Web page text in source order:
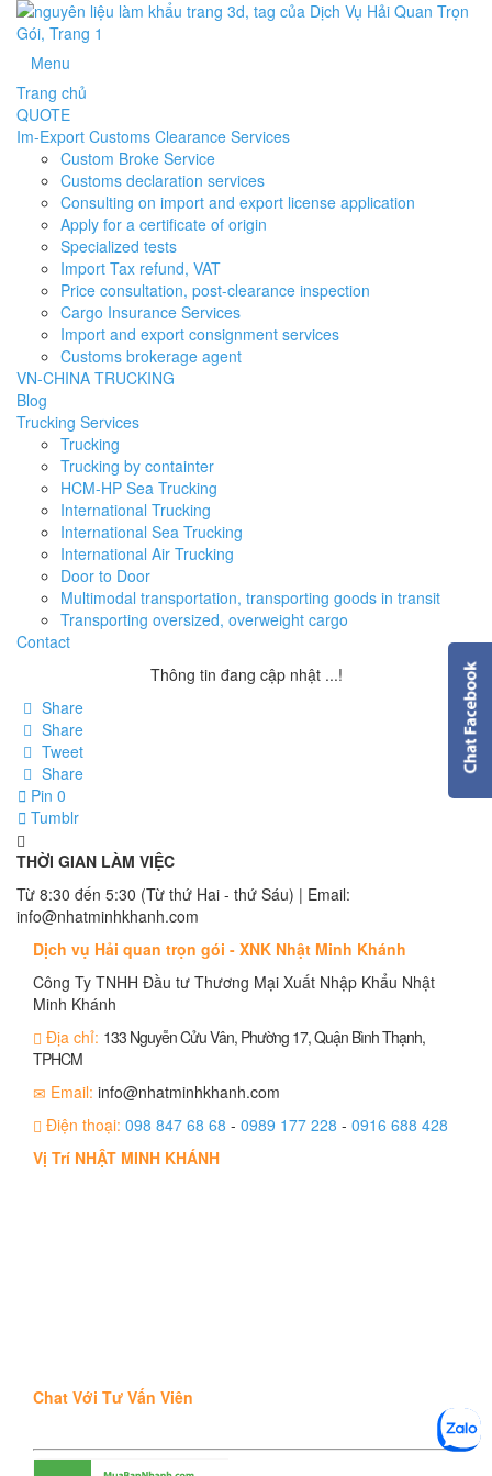
Menu
Trang chủ
QUOTE
Im-Export Customs Clearance Services
Custom Broke Service
Customs declaration services
Consulting on import and export license application
Apply for a certificate of origin
Specialized tests
Import Tax refund, VAT
Price consultation, post-clearance inspection
Cargo Insurance Services
Import and export consignment services
Customs brokerage agent
VN-CHINA TRUCKING
Blog
Trucking Services
Trucking
Trucking by containter
HCM-HP Sea Trucking
International Trucking
International Sea Trucking
International Air Trucking
Door to Door
Multimodal transportation, transporting goods in transit
Transporting oversized, overweight cargo
Contact
Thông tin đang cập nhật ...!
Share
Share
Tweet
Share
Pin 0
Tumblr
THỜI GIAN LÀM VIỆC
Từ 8:30 đến 5:30 (Từ thứ Hai - thứ Sáu) | Email:
info@nhatminhkhanh.com
Dịch vụ Hải quan trọn gói - XNK Nhật Minh Khánh
Công Ty TNHH Đầu tư Thương Mại Xuất Nhập Khẩu Nhật
Minh Khánh
Địa chỉ: 133 Nguyễn Cửu Vân, Phường 17, Quận Bình Thạnh,
TPHCM
Email: info@nhatminhkhanh.com
Điện thoại: 098 847 68 68 - 0989 177 228 - 0916 688 428
Vị Trí NHẬT MINH KHÁNH
Chat Với Tư Vấn Viên